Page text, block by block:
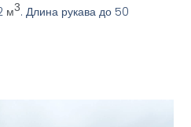
м3. Длина рукава до 50